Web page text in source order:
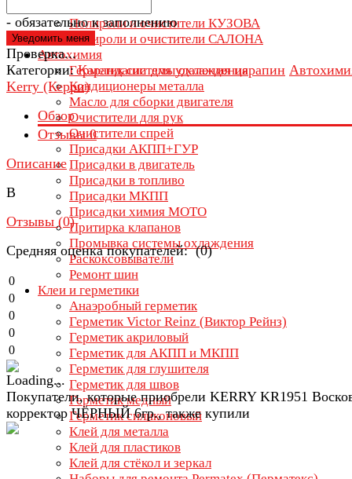
Полироли и очистители КУЗОВА
Полироли и очистители САЛОНА
Автохимия
Герметик системы охлаждения
Кондиционеры металла
Масло для сборки двигателя
Очистители для рук
Очистители спрей
Присадки АКПП+ГУР
Присадки в двигатель
Присадки в топливо
Присадки МКПП
Присадки химия МОТО
Притирка клапанов
Промывка системы охлаждения
Раскоксовыватели
Ремонт шин
Клеи и герметики
Анаэробный герметик
Герметик Victor Reinz (Виктор Рейнз)
Герметик акриловый
Герметик для АКПП и МКПП
Герметик для глушителя
Герметик для швов
Герметик медный
Герметик силиконовый
Клей для металла
Клей для пластиков
Клей для стёкол и зеркал
- обязательно к заполнению
Проверка...
Категории:Карандаши для удаления царапин
Kerry (Керри)
Обзор
Отзывы0
Описание
В
Отзывы (0)
Средняя оценка покупателей: (0)
0
0
0
0
0
Покупатели, которые приобрели KERRY KR1951
корректор ЧЁРНЫЙ 6гр., также купили